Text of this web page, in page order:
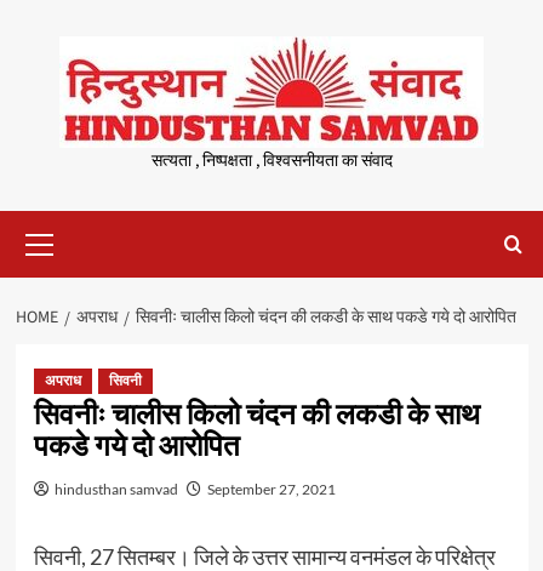
content
सत्यता , निष्पक्षता , विश्वसनीयता का संवाद
Menu
HOME अपराध सिवनीः चालीस किलो चंदन की लकडी के साथ पकडे गये दो आरोपित
अपराध सिवनी
सिवनीः चालीस किलो चंदन की लकडी के साथ
पकडे गये दो आरोपित
hindusthan samvad September 27, 2021
सिवनी, 27 सितम्बर। जिले के उत्तर सामान्य वनमंडल के परिक्षेत्र